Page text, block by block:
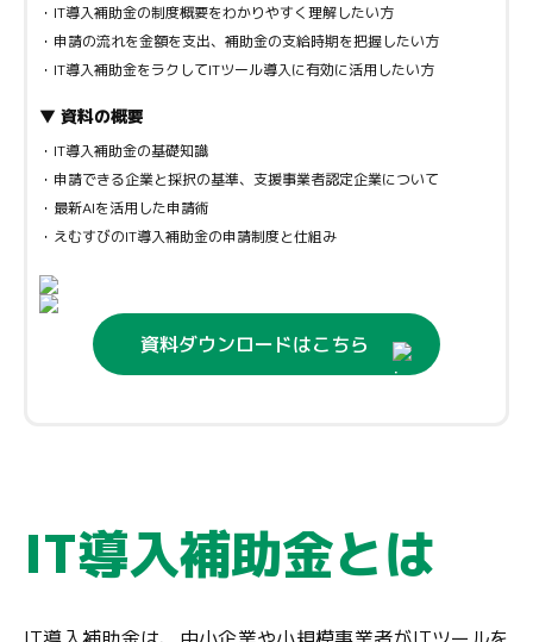
・IT導入補助金の制度概要をわかりやすく理解したい方
・申請の流れを金額を支出、補助金の支給時期を把握したい方
・IT導入補助金をラクしてITツール導入に有効に活用したい方
▼ 資料の概要
・IT導入補助金の基礎知識
・申請できる企業と採択の基準、支援事業者認定企業について
・最新AIを活用した申請術
・えむすびのIT導入補助金の申請制度と仕組み
資料ダウンロードはこちら
IT導入補助金とは